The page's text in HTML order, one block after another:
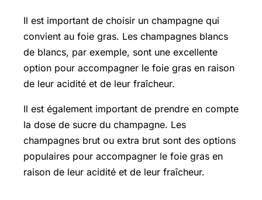
Il est important de choisir un champagne qui
convient au foie gras. Les champagnes blancs
de blancs, par exemple, sont une excellente
option pour accompagner le foie gras en raison
de leur acidité et de leur fraîcheur.
Il est également important de prendre en compte
la dose de sucre du champagne. Les
champagnes brut ou extra brut sont des options
populaires pour accompagner le foie gras en
raison de leur acidité et de leur fraîcheur.